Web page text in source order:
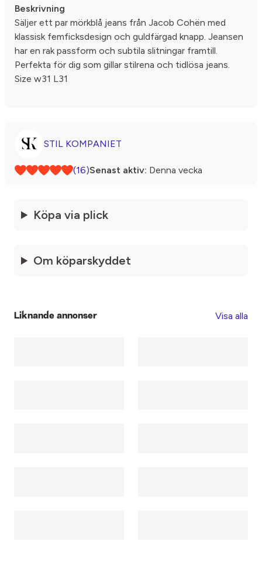
Beskrivning
Säljer ett par mörkblå jeans från Jacob Cohën med
klassisk femficksdesign och guldfärgad knapp. Jeansen
har en rak passform och subtila slitningar framtill.
Perfekta för dig som gillar stilrena och tidlösa jeans.
Size w31 L31
STIL KOMPANIET
(16)Senast aktiv: Denna vecka
Köpa via plick
Om köparskyddet
Liknande annonser Visa alla